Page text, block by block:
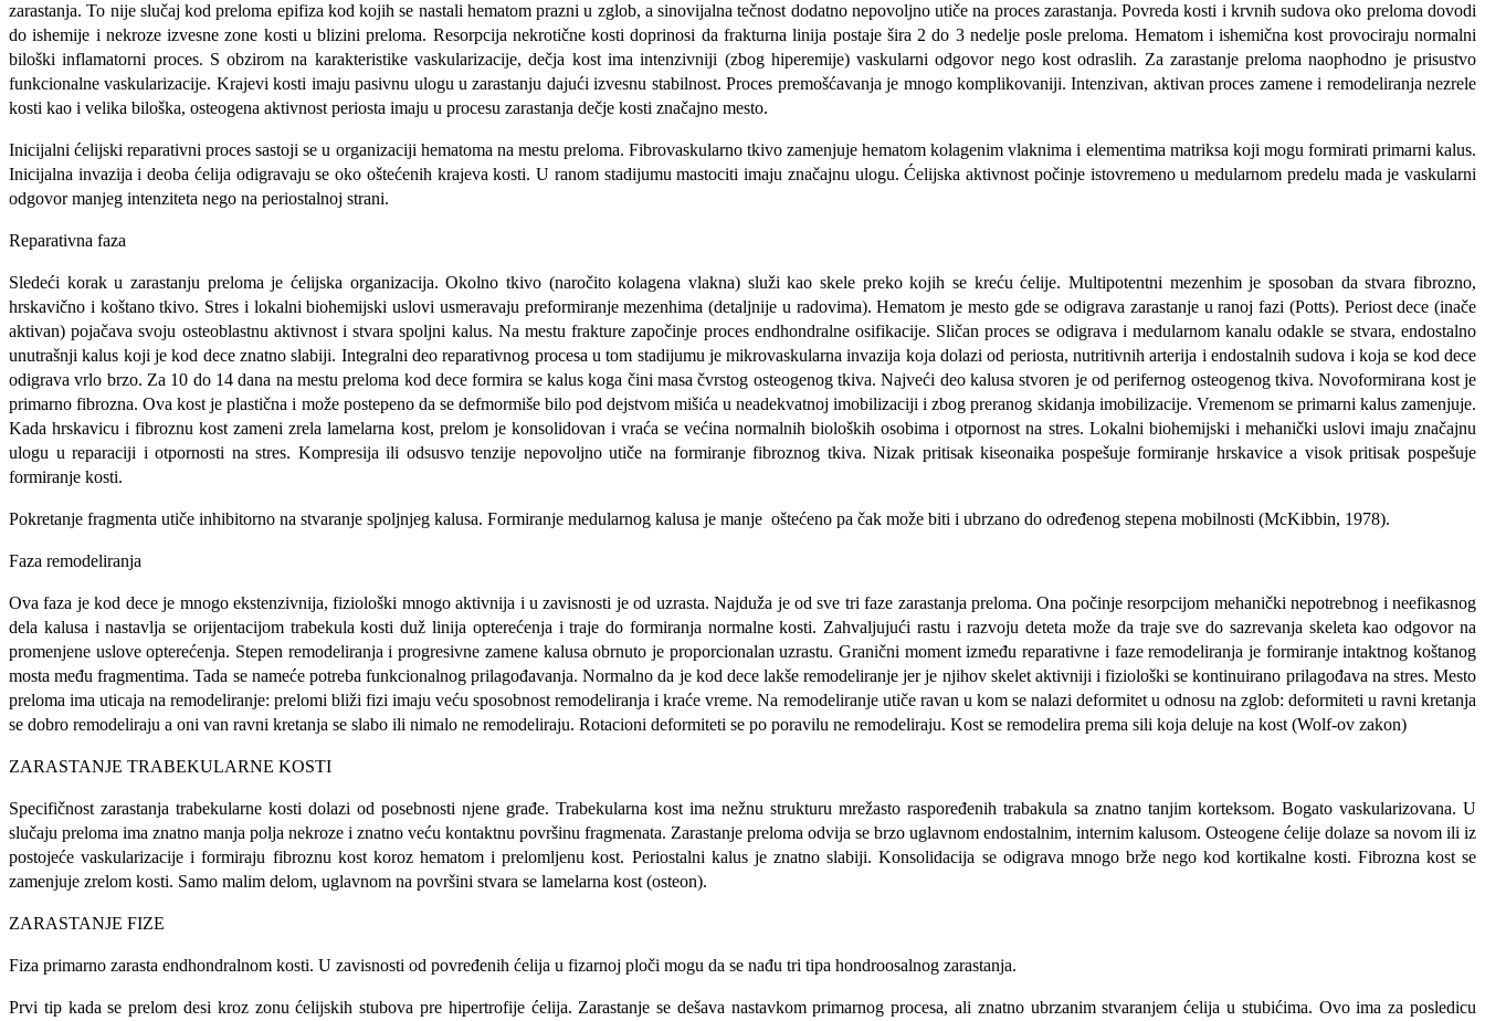
zarastanja. To nije slučaj kod preloma epifiza kod kojih se nastali hematom prazni u zglob, a sinovijalna tečnost dodatno nepovoljno utiče na proces zarastanja. Povreda kosti i krvnih sudova oko preloma dovodi
do ishemije i nekroze izvesne zone kosti u blizini preloma. Resorpcija nekrotične kosti doprinosi da frakturna linija postaje šira 2 do 3 nedelje posle preloma. Hematom i ishemična kost provociraju normalni
biloški inflamatorni proces. S obzirom na karakteristike vaskularizacije, dečja kost ima intenzivniji (zbog hiperemije) vaskularni odgovor nego kost odraslih. Za zarastanje preloma naophodno je prisustvo
funkcionalne vaskularizacije. Krajevi kosti imaju pasivnu ulogu u zarastanju dajući izvesnu stabilnost. Proces premošćavanja je mnogo komplikovaniji. Intenzivan, aktivan proces zamene i remodeliranja nezrele
kosti kao i velika biloška, osteogena aktivnost periosta imaju u procesu zarastanja dečje kosti značajno mesto.
Inicijalni ćelijski reparativni proces sastoji se u organizaciji hematoma na mestu preloma. Fibrovaskularno tkivo zamenjuje hematom kolagenim vlaknima i elementima matriksa koji mogu formirati primarni kalus.
Inicijalna invazija i deoba ćelija odigravaju se oko oštećenih krajeva kosti. U ranom stadijumu mastociti imaju značajnu ulogu. Ćelijska aktivnost počinje istovremeno u medularnom predelu mada je vaskularni
odgovor manjeg intenziteta nego na periostalnoj strani.
Reparativna faza
Sledeći korak u zarastanju preloma je ćelijska organizacija. Okolno tkivo (naročito kolagena vlakna) služi kao skele preko kojih se kreću ćelije. Multipotentni mezenhim je sposoban da stvara fibrozno,
hrskavično i koštano tkivo. Stres i lokalni biohemijski uslovi usmeravaju preformiranje mezenhima (detaljnije u radovima). Hematom je mesto gde se odigrava zarastanje u ranoj fazi (Potts). Periost dece (inače
aktivan) pojačava svoju osteoblastnu aktivnost i stvara spoljni kalus. Na mestu frakture započinje proces endhondralne osifikacije. Sličan proces se odigrava i medularnom kanalu odakle se stvara, endostalno
unutrašnji kalus koji je kod dece znatno slabiji. Integralni deo reparativnog procesa u tom stadijumu je mikrovaskularna invazija koja dolazi od periosta, nutritivnih arterija i endostalnih sudova i koja se kod dece
odigrava vrlo brzo. Za 10 do 14 dana na mestu preloma kod dece formira se kalus koga čini masa čvrstog osteogenog tkiva. Najveći deo kalusa stvoren je od perifernog osteogenog tkiva. Novoformirana kost je
primarno fibrozna. Ova kost je plastična i može postepeno da se defmormiše bilo pod dejstvom mišića u neadekvatnoj imobilizaciji i zbog preranog skidanja imobilizacije. Vremenom se primarni kalus zamenjuje.
Kada hrskavicu i fibroznu kost zameni zrela lamelarna kost, prelom je konsolidovan i vraća se većina normalnih bioloških osobima i otpornost na stres. Lokalni biohemijski i mehanički uslovi imaju značajnu
ulogu u reparaciji i otpornosti na stres. Kompresija ili odsusvo tenzije nepovoljno utiče na formiranje fibroznog tkiva. Nizak pritisak kiseonaika pospešuje formiranje hrskavice a visok pritisak pospešuje
formiranje kosti.
Pokretanje fragmenta utiče inhibitorno na stvaranje spoljnjeg kalusa. Formiranje medularnog kalusa je manje oštećeno pa čak može biti i ubrzano do određenog stepena mobilnosti (McKibbin, 1978).
Faza remodeliranja
Ova faza je kod dece je mnogo ekstenzivnija, fiziološki mnogo aktivnija i u zavisnosti je od uzrasta. Najduža je od sve tri faze zarastanja preloma. Ona počinje resorpcijom mehanički nepotrebnog i neefikasnog
dela kalusa i nastavlja se orijentacijom trabekula kosti duž linija opterećenja i traje do formiranja normalne kosti. Zahvaljujući rastu i razvoju deteta može da traje sve do sazrevanja skeleta kao odgovor na
promenjene uslove opterećenja. Stepen remodeliranja i progresivne zamene kalusa obrnuto je proporcionalan uzrastu. Granični moment između reparativne i faze remodeliranja je formiranje intaktnog koštanog
mosta među fragmentima. Tada se nameće potreba funkcionalnog prilagođavanja. Normalno da je kod dece lakše remodeliranje jer je njihov skelet aktivniji i fiziološki se kontinuirano prilagođava na stres. Mesto
preloma ima uticaja na remodeliranje: prelomi bliži fizi imaju veću sposobnost remodeliranja i kraće vreme. Na remodeliranje utiče ravan u kom se nalazi deformitet u odnosu na zglob: deformiteti u ravni kretanja
se dobro remodeliraju a oni van ravni kretanja se slabo ili nimalo ne remodeliraju. Rotacioni deformiteti se po poravilu ne remodeliraju. Kost se remodelira prema sili koja deluje na kost (Wolf-ov zakon)
ZARASTANJE TRABEKULARNE KOSTI
Specifičnost zarastanja trabekularne kosti dolazi od posebnosti njene građe. Trabekularna kost ima nežnu strukturu mrežasto raspoređenih trabakula sa znatno tanjim korteksom. Bogato vaskularizovana. U
slučaju preloma ima znatno manja polja nekroze i znatno veću kontaktnu površinu fragmenata. Zarastanje preloma odvija se brzo uglavnom endostalnim, internim kalusom. Osteogene ćelije dolaze sa novom ili iz
postojeće vaskularizacije i formiraju fibroznu kost koroz hematom i prelomljenu kost. Periostalni kalus je znatno slabiji. Konsolidacija se odigrava mnogo brže nego kod kortikalne kosti. Fibrozna kost se
zamenjuje zrelom kosti. Samo malim delom, uglavnom na površini stvara se lamelarna kost (osteon).
ZARASTANJE FIZE
Fiza primarno zarasta endhondralnom kosti. U zavisnosti od povređenih ćelija u fizarnoj ploči mogu da se nađu tri tipa hondroosalnog zarastanja.
Prvi tip kada se prelom desi kroz zonu ćelijskih stubova pre hipertrofije ćelija. Zarastanje se dešava nastavkom primarnog procesa, ali znatno ubrzanim stvaranjem ćelija u stubićima. Ovo ima za posledicu